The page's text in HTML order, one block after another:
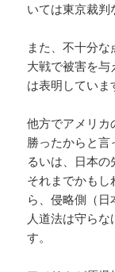
いては東京裁判
また、不十分
大戦で被害を
は表明していま
他方でアメリカ
勝ったからと
るいは、日本
それまでかもし
ら、侵略側（
人道法は守ら
す。